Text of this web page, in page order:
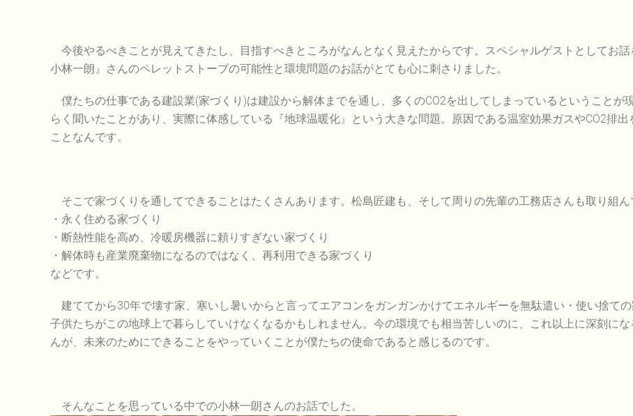
今後やるべきことが見えてきたし、目指すべきところがなんとなく見えたからです。スペシャルゲストとしてお
小林一朗』さんのペレットストーブの可能性と環境問題のお話がとても心に刺さりました。
僕たちの仕事である建設業(家づくり)は建設から解体までを通し、多くのCO2を出してしまっているということが
らく聞いたことがあり、実際に体感している『地球温暖化』という大きな問題。原因である温室効果ガスやCO2排
ことなんです。
そこで家づくりを通してできることはたくさんあります。松島匠建も、そして周りの先輩の工務店さんも取り組ん
・永く住める家づくり
・断熱性能を高め、冷暖房機器に頼りすぎない家づくり
・解体時も産業廃棄物になるのではなく、再利用できる家づくり
などです。
建ててから30年で壊す家、寒いし暑いからと言ってエアコンをガンガンかけてエネルギーを無駄遣い・使い捨て
子供たちがこの地球上で暮らしていけなくなるかもしれません。今の環境でも相当苦しいのに、これ以上に深刻に
んが、未来のためにできることをやっていくことが僕たちの使命であると感じるのです。
そんなことを思っている中での小林一朗さんのお話でした。